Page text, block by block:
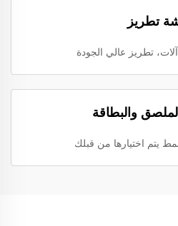
تطريز
تطريز عالي الجودة
والبطاقة
يتم اختيارها من قبلك